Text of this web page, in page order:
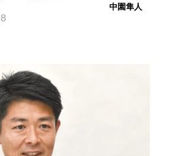
へ広がって
中園隼人